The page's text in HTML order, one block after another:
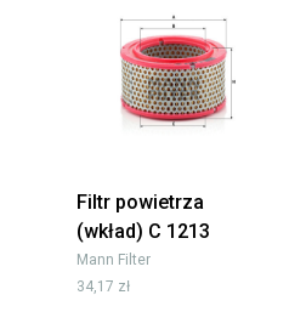
Filtr powietrza
(wkład) C 1213
Mann Filter
34,17 zł